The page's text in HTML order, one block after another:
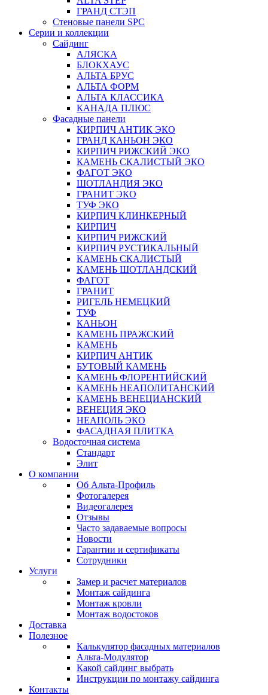
ГРАНД СТЭП
Стеновые панели SPC
Серии и коллекции
Сайдинг
АЛЯСКА
БЛОКХАУС
АЛЬТА БРУС
АЛЬТА ФОРМ
АЛЬТА КЛАССИКА
КАНАДА ПЛЮС
Фасадные панели
КИРПИЧ АНТИК ЭКО
ГРАНД КАНЬОН ЭКО
КИРПИЧ РИЖСКИЙ ЭКО
КАМЕНЬ СКАЛИСТЫЙ ЭКО
ФАГОТ ЭКО
ШОТЛАНДИЯ ЭКО
ГРАНИТ ЭКО
ТУФ ЭКО
КИРПИЧ КЛИНКЕРНЫЙ
КИРПИЧ
КИРПИЧ РИЖСКИЙ
КИРПИЧ РУСТИКАЛЬНЫЙ
КАМЕНЬ СКАЛИСТЫЙ
КАМЕНЬ ШОТЛАНДСКИЙ
ФАГОТ
ГРАНИТ
РИГЕЛЬ НЕМЕЦКИЙ
ТУФ
КАНЬОН
КАМЕНЬ ПРАЖСКИЙ
КАМЕНЬ
КИРПИЧ АНТИК
БУТОВЫЙ КАМЕНЬ
КАМЕНЬ ФЛОРЕНТИЙСКИЙ
КАМЕНЬ НЕАПОЛИТАНСКИЙ
КАМЕНЬ ВЕНЕЦИАНСКИЙ
ВЕНЕЦИЯ ЭКО
НЕАПОЛЬ ЭКО
ФАСАДНАЯ ПЛИТКА
Водосточная система
Стандарт
Элит
О компании
Об Альта-Профиль
Фотогалерея
Видеогалерея
Отзывы
Часто задаваемые вопросы
Новости
Гарантии и сертификаты
Сотрудники
Услуги
Замер и расчет материалов
Монтаж сайдинга
Монтаж кровли
Монтаж водостоков
Доставка
Полезное
Калькулятор фасадных материалов
Альта-Модулятор
Какой сайдинг выбрать
Инструкции по монтажу сайдинга
Контакты